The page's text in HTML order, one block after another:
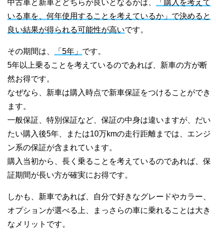
中古車と新車とどちらが良いとなるかは、
「購入を考えて
いる車を、何年使用することを考えているか」で決めると
良い結果が得られる可能性が高いです。
その期間は、 「5年」 です。
5年以上乗ることを考えているのであれば、新車の方が断
然お得です。
なぜなら、新車は購入時点で新車保証をつけることができ
ます。
一般保証、特別保証など、保証の中身は違いますが、だい
たい購入後5年、または10万kmの走行距離までは、エンジ
ン系の保証が含まれています。
購入当初から、長く乗ることを考えているのであれば、保
証期間が長い方が確実にお得です。
しかも、新車であれば、自分で好きなグレードやカラー、
オプションが選べる上、まっさらの車に乗れることは大き
なメリットです。